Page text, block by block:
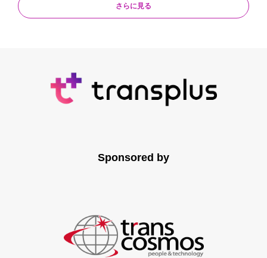
さらに見る
Sponsored by